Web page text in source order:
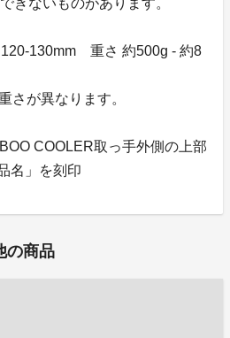
130mm 重さ 約500g - 約8
さが異なります。
COOLER取っ手外側の上部
名」を刻印
の商品